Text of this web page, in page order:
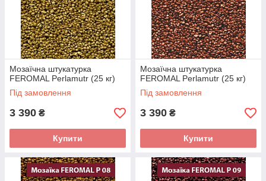
Мозаїчна штукатурка
FEROMAL Perlamutr (25 кг)
Під замовлення
3 390 ₴
Купити
Мозаїчна штукатурка
FEROMAL Perlamutr (25 кг)
Під замовлення
3 390 ₴
Купити